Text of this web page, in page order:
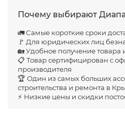
Почему выбирают
🚛 Самые короткие сроки
🚩 Для юридических лиц
🏡 Удобное получение товара
📋 Товар сертифицирован с
производителя
🏆 Один из самых больших
строительства и ремонта в
⚡ Низкие цены и скидки